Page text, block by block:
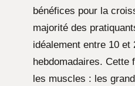
bénéfices pour la
majorité des
idéalement entre 10 et
hebdomadaires. Cette
les muscles : les